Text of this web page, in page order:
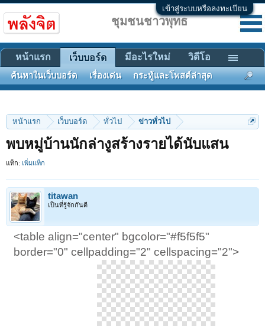
เข้าสู่ระบบหรือลงทะเบียน
หน้าแรก เว็บบอร์ด ทั่วไป ข่าวทั่วไป
พบหมู่บ้านนักล่างูสร้างรายได้นับแสน
แท็ก: เพิ่มแท็ก
titawan
เป็นที่รู้จักกันดี
<table align="center" bgcolor="#f5f5f5"
border="0" cellpadding="2" cellspacing="2">
ชุมชนชาวพุทธ
หน้าแรก เว็บบอร์ด
ค้นหาในเว็บบอร์ด เรื่องเด่น กระทู้และโพสต์ล่าสุด
มีอะไรใหม่ วิดีโอ